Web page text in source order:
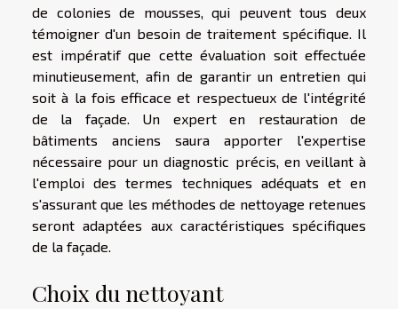
de colonies de mousses, qui peuvent tous deux
témoigner d'un besoin de traitement spécifique. Il
est impératif que cette évaluation soit effectuée
minutieusement, afin de garantir un entretien qui
soit à la fois efficace et respectueux de l'intégrité
de la façade. Un expert en restauration de
bâtiments anciens saura apporter l'expertise
nécessaire pour un diagnostic précis, en veillant à
l'emploi des termes techniques adéquats et en
s'assurant que les méthodes de nettoyage retenues
seront adaptées aux caractéristiques spécifiques
de la façade.
Choix du nettoyant